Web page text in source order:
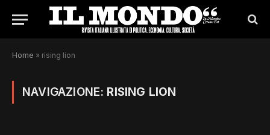
Home » rising lion
NAVIGAZIONE: RISING LION